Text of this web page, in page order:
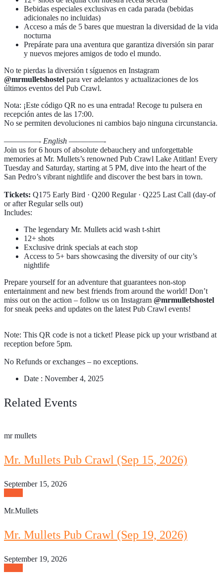
Bebidas especiales exclusivas en cada parada (bebidas
adicionales no incluidas)
Acceso a más de 5 bares que muestran la diversidad de la vida
nocturna
Prepárate para una aventura que garantiza diversión sin parar
y nuevos mejores amigos de todo el mundo.
No te pierdas la diversión t síguenos en Instagram
@mrmulletshostel para ver adelantos y actualizaciones de los
últimos eventos del Pub Crawl.
Nota: ¡Este código QR no es una entrada! Recoge tu pulsera en
recepción antes de las 17:00.
No se permiten devoluciones ni cambios bajo ninguna circunstancia.
—————- English —————-
Join us for 6 hours of absolute debauchery and unforgettable
memories at Mr. Mullets’s renowned Pub Crawl Lake Atitlan! Every
Tuesday and Saturday, starting at 5 PM, dive into the heart of the
San Pedro’s vibrant nightlife and discover the best bars in town.
Tickets: Q175 Early Bird · Q200 Regular · Q225 Last Call (day-of
or after Regular sells out)
Includes:
The legendary Mr. Mullets acid wash t-shirt
12+ shots
Exclusive drink specials at each stop
Access to 5+ bars showcasing the diversity of our city’s
nightlife
Prepare yourself for an adventure that guarantees non-stop
entertainment and new best friends from around the world! Don’t
miss out on the action – follow us on Instagram @mrmulletshostel
for sneak peeks and updates on the latest Pub Crawl events!
Note: This QR code is not a ticket! Please pick up your wristband at
reception before 5pm.
No Refunds or exchanges – no exceptions.
Date : November 4, 2025
Related Events
mr mullets
Mr. Mullets Pub Crawl (Sep 15, 2026)
September 15, 2026
Mr.Mullets
Mr. Mullets Pub Crawl (Sep 19, 2026)
September 19, 2026